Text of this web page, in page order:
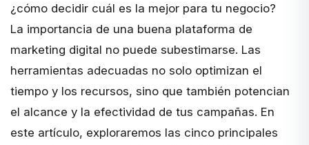
¿cómo decidir cuál es la mejor para tu negocio?
La importancia de una buena plataforma de
marketing digital no puede subestimarse. Las
herramientas adecuadas no solo optimizan el
tiempo y los recursos, sino que también potencian
el alcance y la efectividad de tus campañas. En
este artículo, exploraremos las cinco principales